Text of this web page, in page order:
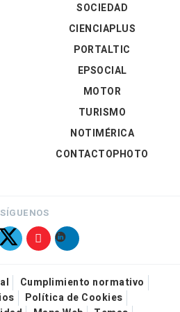
SOCIEDAD
CIENCIAPLUS
PORTALTIC
EPSOCIAL
MOTOR
TURISMO
NOTIMÉRICA
CONTACTOPHOTO
SÍGUENOS
Cumplimiento normativo
Política de Cookies